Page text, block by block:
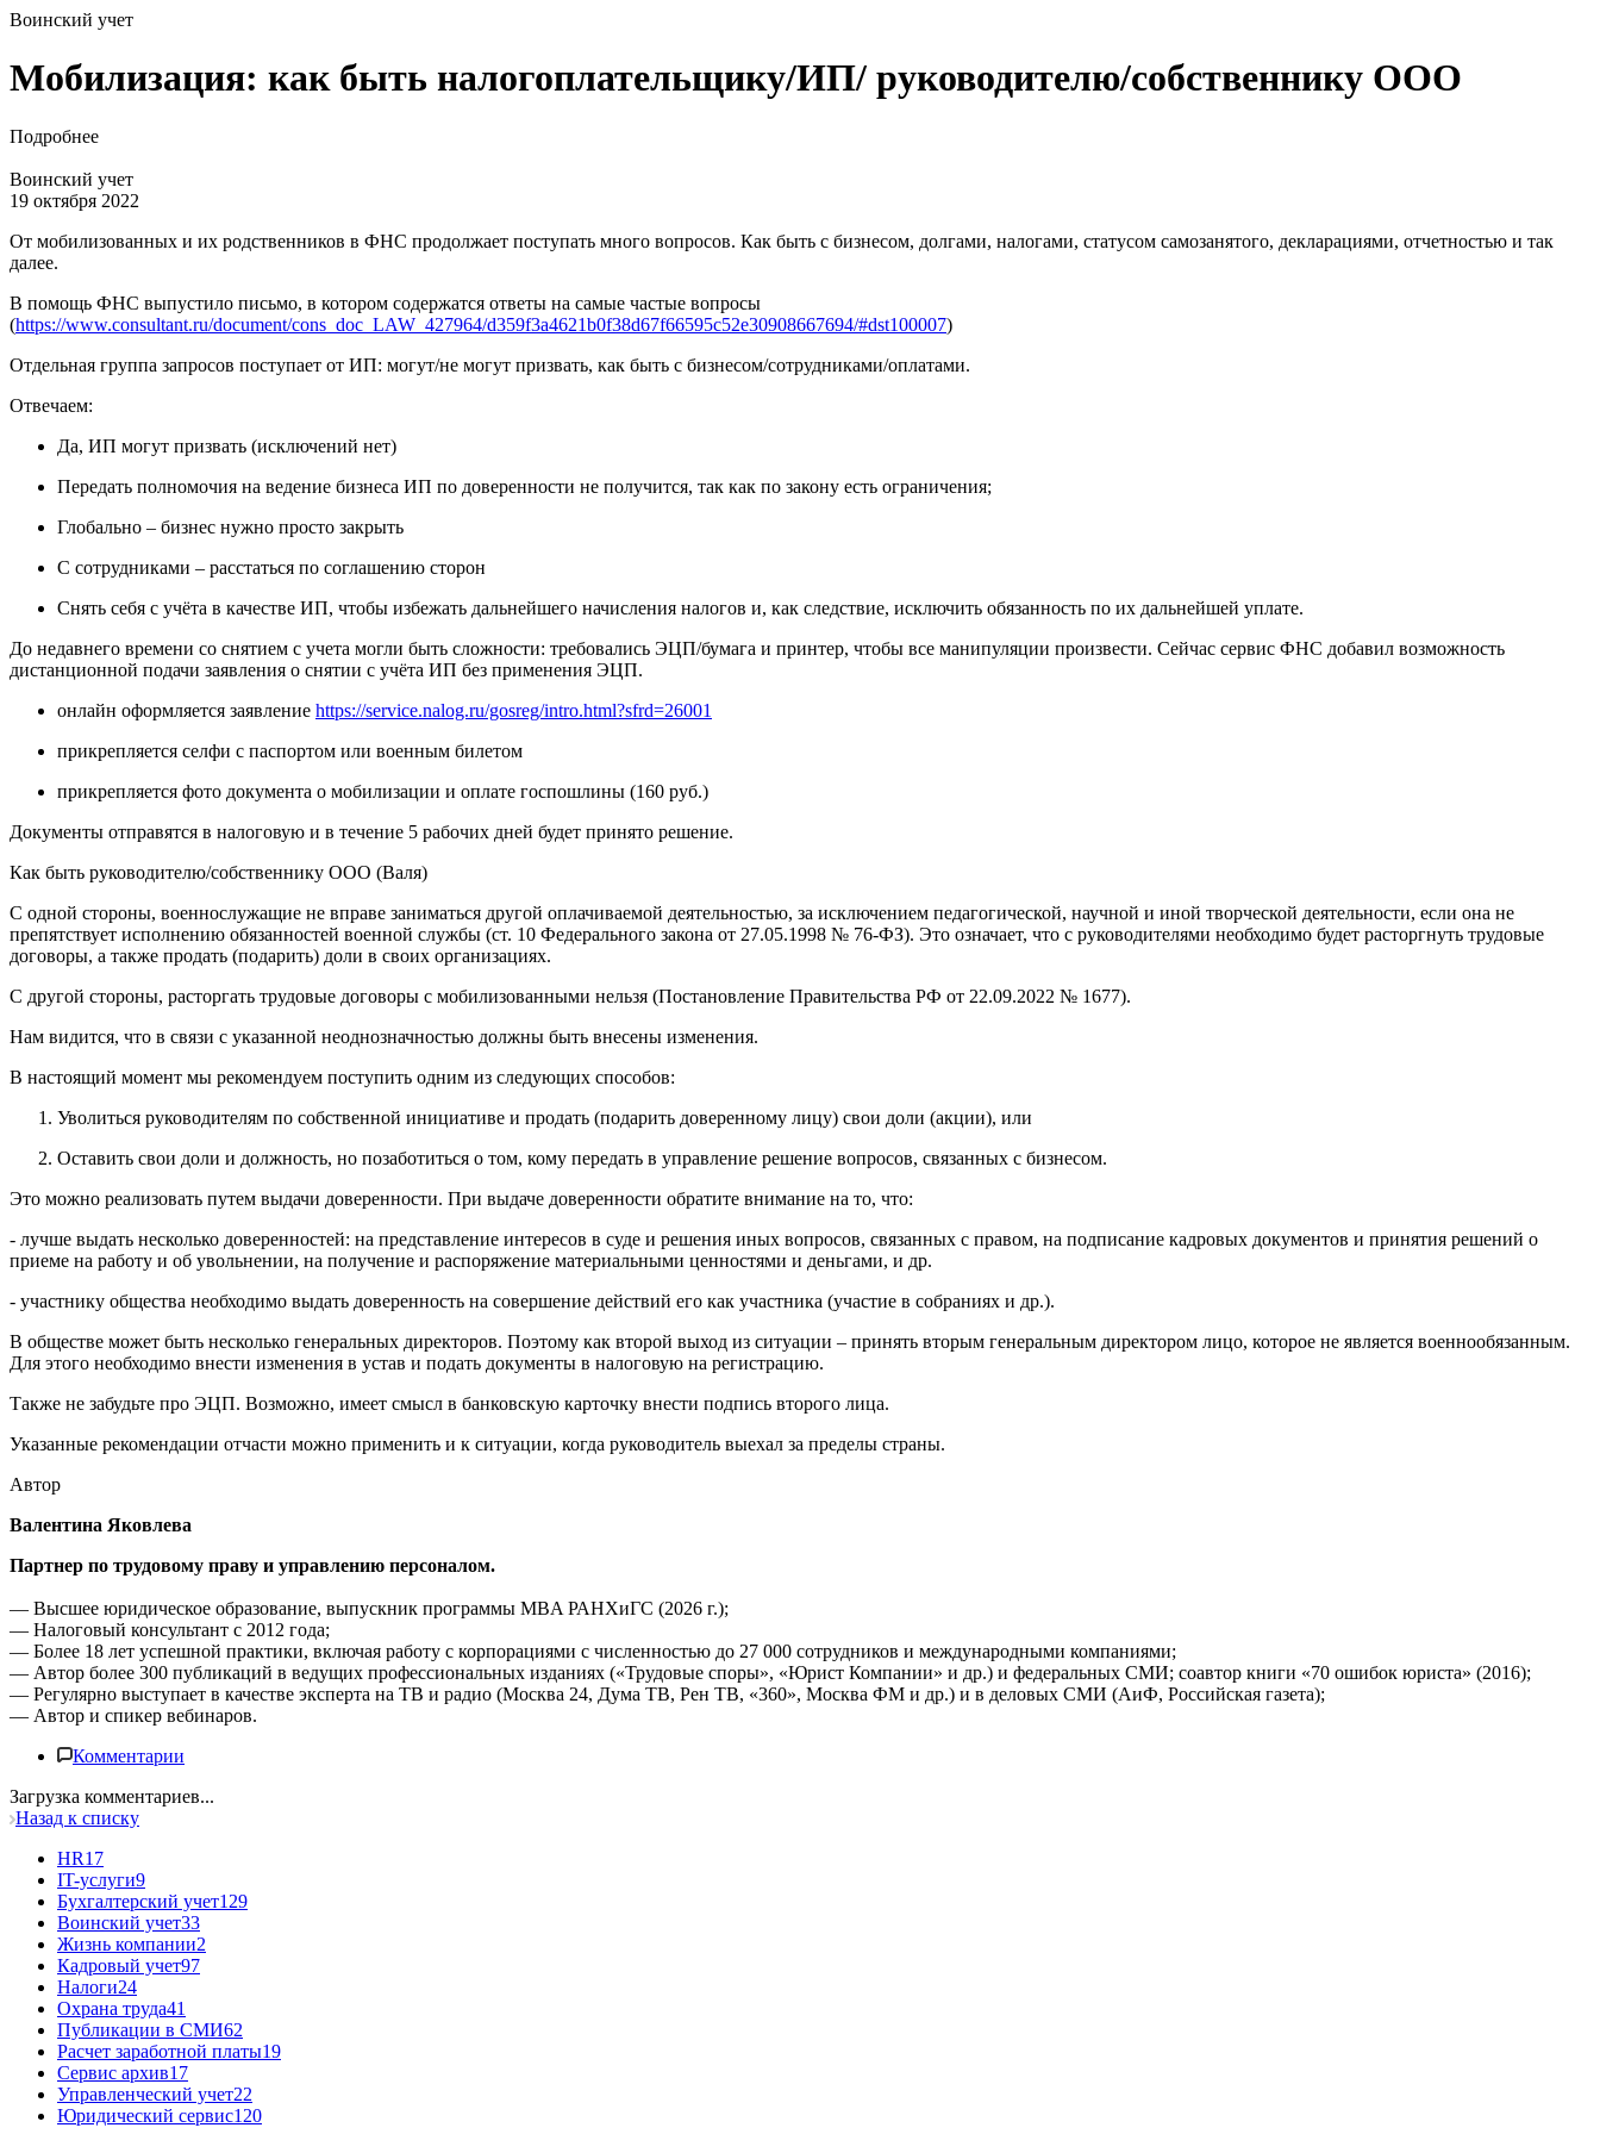
Воинский учет
Мобилизация: как быть налогоплательщику/ИП/ руководителю/собственнику ООО
Подробнее
Воинский учет
19 октября 2022
От мобилизованных и их родственников в ФНС продолжает поступать много вопросов. Как быть с бизнесом, долгами, налогами, статусом самозанятого, декларациями, отчетностью и так
далее.
В помощь ФНС выпустило письмо, в котором содержатся ответы на самые частые вопросы
(https://www.consultant.ru/document/cons_doc_LAW_427964/d359f3a4621b0f38d67f66595c52e30908667694/#dst100007)
Отдельная группа запросов поступает от ИП: могут/не могут призвать, как быть с бизнесом/сотрудниками/оплатами.
Отвечаем:
Да, ИП могут призвать (исключений нет)
Передать полномочия на ведение бизнеса ИП по доверенности не получится, так как по закону есть ограничения;
Глобально – бизнес нужно просто закрыть
С сотрудниками – расстаться по соглашению сторон
Снять себя с учёта в качестве ИП, чтобы избежать дальнейшего начисления налогов и, как следствие, исключить обязанность по их дальнейшей уплате.
До недавнего времени со снятием с учета могли быть сложности: требовались ЭЦП/бумага и принтер, чтобы все манипуляции произвести. Сейчас сервис ФНС добавил возможность
дистанционной подачи заявления о снятии с учёта ИП без применения ЭЦП.
онлайн оформляется заявление https://service.nalog.ru/gosreg/intro.html?sfrd=26001
прикрепляется селфи с паспортом или военным билетом
прикрепляется фото документа о мобилизации и оплате госпошлины (160 руб.)
Документы отправятся в налоговую и в течение 5 рабочих дней будет принято решение.
Как быть руководителю/собственнику ООО (Валя)
С одной стороны, военнослужащие не вправе заниматься другой оплачиваемой деятельностью, за исключением педагогической, научной и иной творческой деятельности, если она не
препятствует исполнению обязанностей военной службы (ст. 10 Федерального закона от 27.05.1998 № 76-ФЗ). Это означает, что с руководителями необходимо будет расторгнуть трудовые
договоры, а также продать (подарить) доли в своих организациях.
С другой стороны, расторгать трудовые договоры с мобилизованными нельзя (Постановление Правительства РФ от 22.09.2022 № 1677).
Нам видится, что в связи с указанной неоднозначностью должны быть внесены изменения.
В настоящий момент мы рекомендуем поступить одним из следующих способов:
Уволиться руководителям по собственной инициативе и продать (подарить доверенному лицу) свои доли (акции), или
Оставить свои доли и должность, но позаботиться о том, кому передать в управление решение вопросов, связанных с бизнесом.
Это можно реализовать путем выдачи доверенности. При выдаче доверенности обратите внимание на то, что:
- лучше выдать несколько доверенностей: на представление интересов в суде и решения иных вопросов, связанных с правом, на подписание кадровых документов и принятия решений о
приеме на работу и об увольнении, на получение и распоряжение материальными ценностями и деньгами, и др.
- участнику общества необходимо выдать доверенность на совершение действий его как участника (участие в собраниях и др.).
В обществе может быть несколько генеральных директоров. Поэтому как второй выход из ситуации – принять вторым генеральным директором лицо, которое не является военнообязанным.
Для этого необходимо внести изменения в устав и подать документы в налоговую на регистрацию.
Также не забудьте про ЭЦП. Возможно, имеет смысл в банковскую карточку внести подпись второго лица.
Указанные рекомендации отчасти можно применить и к ситуации, когда руководитель выехал за пределы страны.
Автор
Валентина Яковлева
Партнер по трудовому праву и управлению персоналом.
— Высшее юридическое образование, выпускник программы MBA РАНХиГС (2026 г.);
— Налоговый консультант с 2012 года;
— Более 18 лет успешной практики, включая работу с корпорациями с численностью до 27 000 сотрудников и международными компаниями;
— Автор более 300 публикаций в ведущих профессиональных изданиях («Трудовые споры», «Юрист Компании» и др.) и федеральных СМИ; соавтор книги «70 ошибок юриста» (2016);
— Регулярно выступает в качестве эксперта на ТВ и радио (Москва 24, Дума ТВ, Рен ТВ, «360», Москва ФМ и др.) и в деловых СМИ (АиФ, Российская газета);
— Автор и спикер вебинаров.
Комментарии
Загрузка комментариев...
Назад к списку
HR17
IT-услуги9
Бухгалтерский учет129
Воинский учет33
Жизнь компании2
Кадровый учет97
Налоги24
Охрана труда41
Публикации в СМИ62
Расчет заработной платы19
Сервис архив17
Управленческий учет22
Юридический сервис120